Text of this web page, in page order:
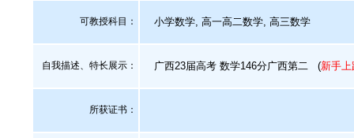
可教授科目： 小学数学, 高一高二数学, 高三数学
自我描述、特长展示 ： 广西23届高考 数学146分广西第二 (新手上
所获证书 ：